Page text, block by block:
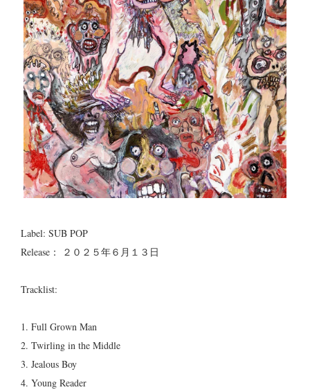
Label: SUB POP
Release： ２０２５年６月１３日
Tracklist:
1. Full Grown Man
2. Twirling in the Middle
3. Jealous Boy
4. Young Reader